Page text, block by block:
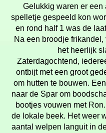
Gelukkig waren er
spelletje gespeeld kon
en rond half 1 was de
Na een broodje
het heerlijk
Zaterdagochtend,
ontbijt met een groot
om hutten te bouwen.
naar de Spar om
bootjes vouwen met
de lokale beek. Het weer
aantal welpen languit in